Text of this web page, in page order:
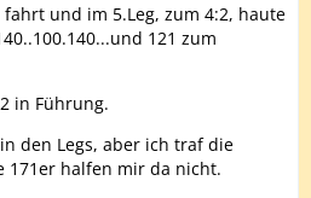
und im 5.Leg, zum 4:2, haute
121 zum
in Führung.
den Legs, aber ich traf die
171er halfen mir da nicht.